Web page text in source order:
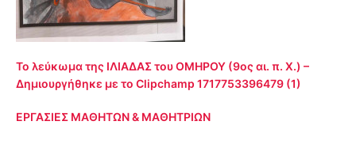
Το λεύκωμα της ΙΛΙΑΔΑΣ του ΟΜΗΡΟΥ (9ος αι. π. Χ.) –
Δημιουργήθηκε με το Clipchamp 1717753396479 (1)
ΕΡΓΑΣΙΕΣ ΜΑΘΗΤΩΝ & ΜΑΘΗΤΡΙΩΝ